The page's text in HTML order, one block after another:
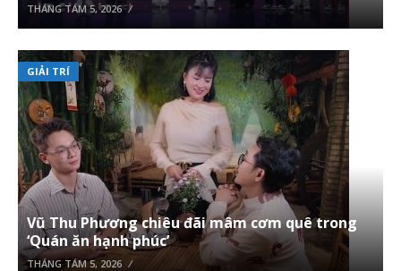
THÁNG TÁM 5, 2026
GIẢI TRÍ
Vũ Thu Phương chiêu đãi mâm cơm quê trong
‘Quán ăn hạnh phúc’
THÁNG TÁM 5, 2026